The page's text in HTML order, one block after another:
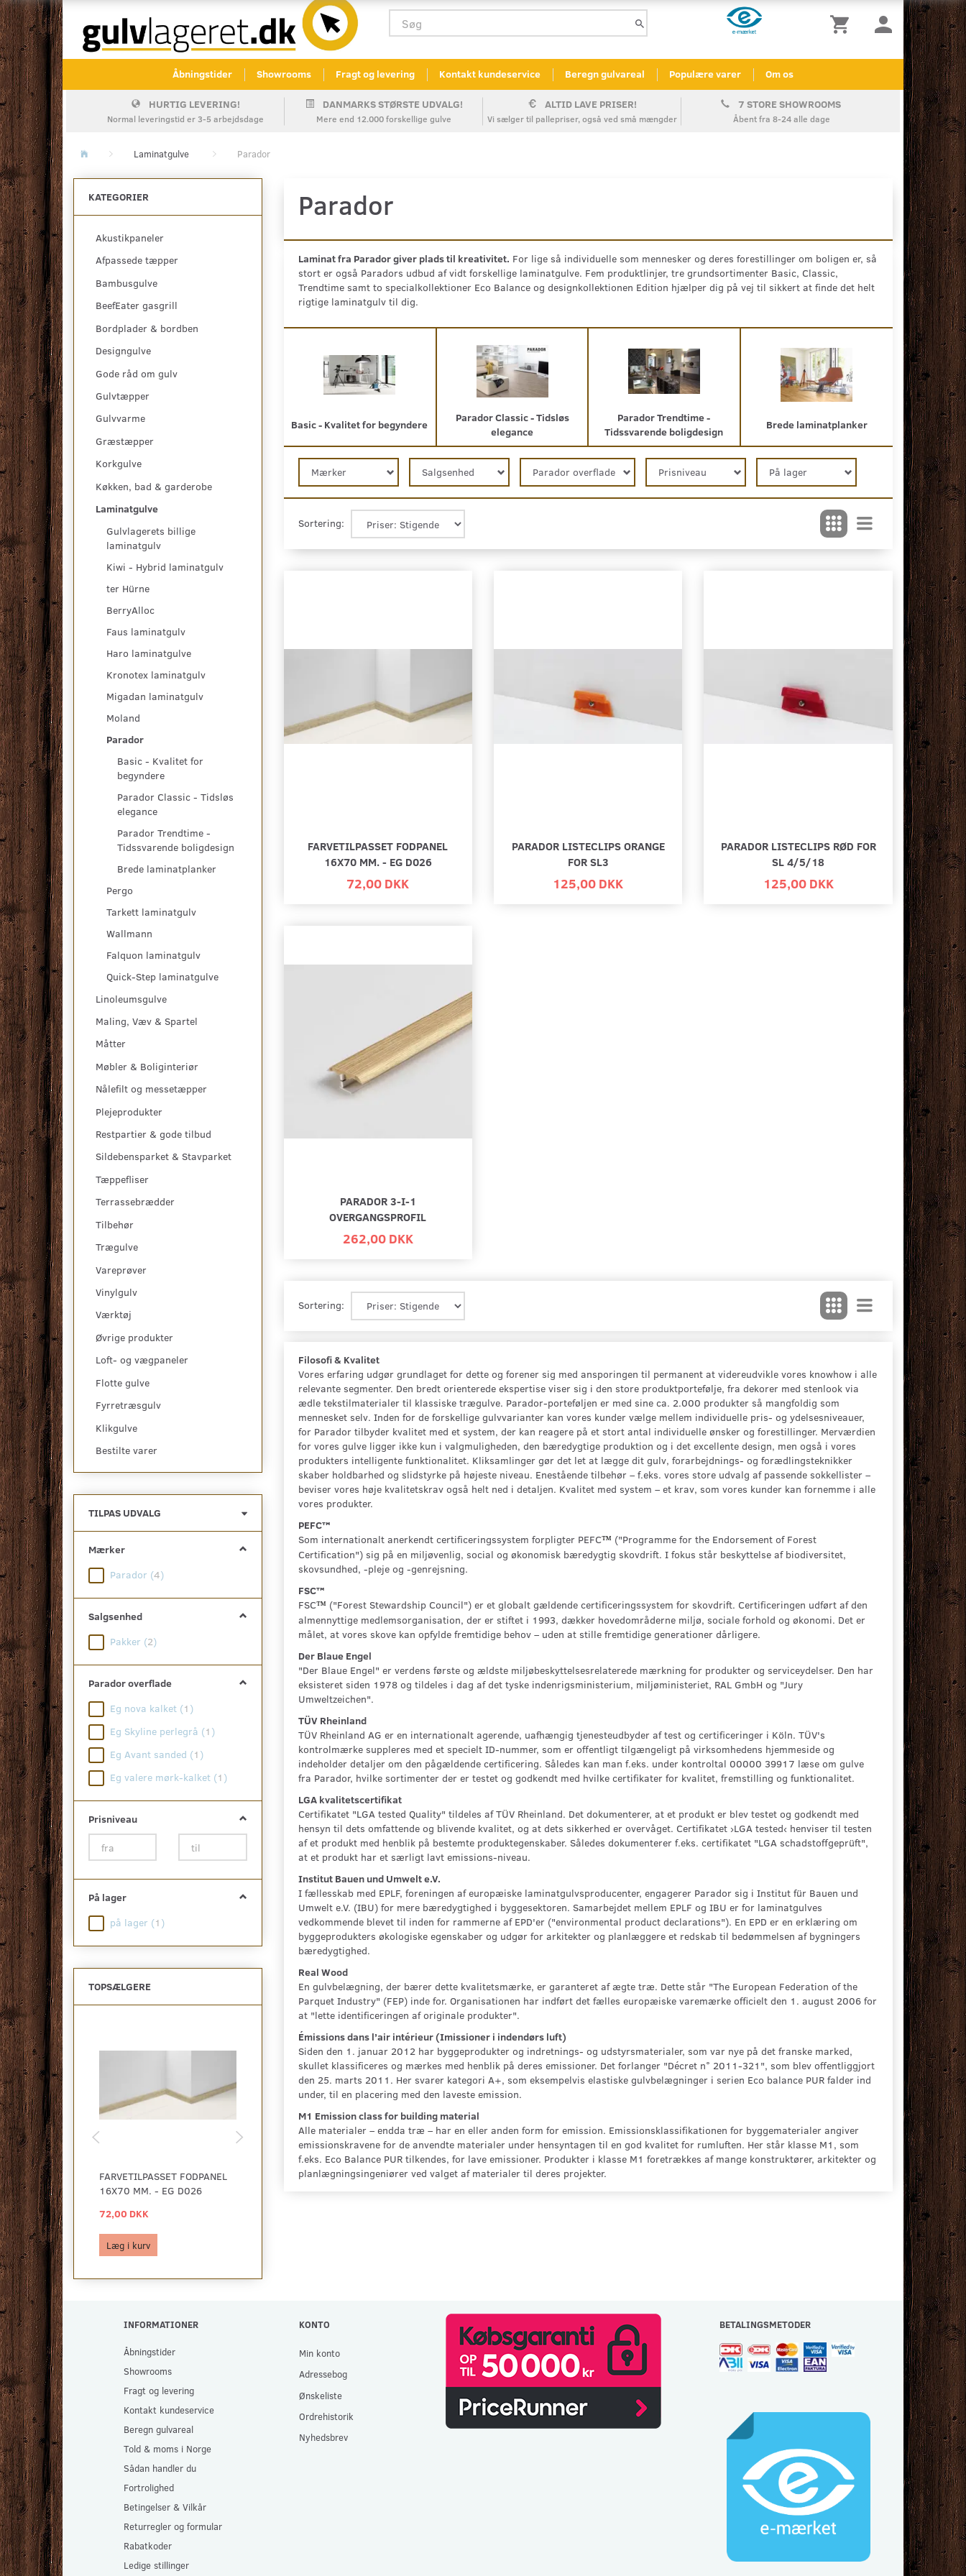
Åbningstider Showrooms Fragt og levering Kontakt kundeservice Beregn gulvareal Populære varer Om os
HURTIG LEVERING!
Normal leveringstid er 3-5 arbejdsdage
DANMARKS STØRSTE UDVALG!
Mere end 12.000 forskellige gulve
ALTID LAVE PRISER!
Vi sælger til pallepriser, også ved små mængder
7 STORE SHOWROOMS
Åbent fra 8-24 alle dage
Laminatgulve Parador
KATEGORIER
Akustikpaneler
Afpassede tæpper
Bambusgulve
BeefEater gasgrill
Bordplader & bordben
Designgulve
Gode råd om gulv
Gulvtæpper
Gulvvarme
Græstæpper
Korkgulve
Køkken, bad & garderobe
Laminatgulve
Gulvlagerets billige
laminatgulv
Kiwi - Hybrid laminatgulv
ter Hürne
BerryAlloc
Faus laminatgulv
Haro laminatgulve
Kronotex laminatgulv
Migadan laminatgulv
Moland
Parador
Basic - Kvalitet for
begyndere
Parador Classic - Tidsløs
elegance
Parador Trendtime -
Tidssvarende boligdesign
Brede laminatplanker
Pergo
Tarkett laminatgulv
Wallmann
Falquon laminatgulv
Quick-Step laminatgulve
Linoleumsgulve
Maling, Væv & Spartel
Måtter
Møbler & Boliginteriør
Nålefilt og messetæpper
Plejeprodukter
Restpartier & gode tilbud
Sildebensparket & Stavparket
Tæppefliser
Terrassebrædder
Tilbehør
Trægulve
Vareprøver
Vinylgulv
Værktøj
Øvrige produkter
Loft- og vægpaneler
Flotte gulve
Fyrretræsgulv
Klikgulve
Bestilte varer
TILPAS UDVALG
Mærker
Parador (4)
Salgsenhed
Pakker (2)
Parador overflade
Eg nova kalket (1 )
Eg Skyline perlegrå (1 )
Eg Avant sanded (1 )
Eg valere mørk-kalket (1 )
Prisniveau
På lager
på lager (1 )
TOPSÆLGERE
FARVETILPASSET FODPANEL
16X70 MM. - EG D026
72,00 DKK
Læg i kurv
PARADOR LISTECLIPS
PARADOR LISTECLIPS RØD
PARADOR 3-I-1
Parador
Laminat fra Parador giver plads til kreativitet. For lige så individuelle som mennesker og deres forestillinger om boligen er, så
stort er også Paradors udbud af vidt forskellige laminatgulve. Fem produktlinjer, tre grundsortimenter Basic, Classic,
Trendtime samt to specialkollektioner Eco Balance og designkollektionen Edition hjælper dig på vej til sikkert at finde det helt
rigtige laminatgulv til dig.
Basic - Kvalitet for begyndere
Parador Classic - Tidsløs
elegance
Parador Trendtime -
Tidssvarende boligdesign
Brede laminatplanker
Mærker Salgsenhed Parador overflade Prisniveau På lager
Sortering:
FARVETILPASSET FODPANEL
16X70 MM. - EG D026
72,00 DKK
PARADOR LISTECLIPS ORANGE
FOR SL3
125,00 DKK
PARADOR LISTECLIPS RØD FOR
SL 4/5/18
125,00 DKK
PARADOR 3-I-1
OVERGANGSPROFIL
262,00 DKK
Sortering:
Filosofi & Kvalitet
Vores erfaring udgør grundlaget for dette og forener sig med ansporingen til permanent at videreudvikle vores knowhow i alle
relevante segmenter. Den bredt orienterede ekspertise viser sig i den store produktportefølje, fra dekorer med stenlook via
ædle tekstilmaterialer til klassiske trægulve. Parador-porteføljen er med sine ca. 2.000 produkter så mangfoldig som
mennesket selv. Inden for de forskellige gulvvarianter kan vores kunder vælge mellem individuelle pris- og ydelsesniveauer,
for Parador tilbyder kvalitet med et system, der kan reagere på et stort antal individuelle ønsker og forestillinger. Merværdien
for vores gulve ligger ikke kun i valgmuligheden, den bæredygtige produktion og i det excellente design, men også i vores
produkters intelligente funktionalitet. Kliksamlinger gør det let at lægge dit gulv, forarbejdnings- og forædlingsteknikker
skaber holdbarhed og slidstyrke på højeste niveau. Enestående tilbehør – f.eks. vores store udvalg af passende sokkellister –
beviser vores høje kvalitetskrav også helt ned i detaljen. Kvalitet med system – et krav, som vores kunder kan fornemme i alle
vores produkter.
PEFC™
Som internationalt anerkendt certificeringssystem forpligter PEFC™ ("Programme for the Endorsement of Forest
Certification") sig på en miljøvenlig, social og økonomisk bæredygtig skovdrift. I fokus står beskyttelse af biodiversitet,
skovsundhed, -pleje og -genrejsning.
FSC™
FSC™ ("Forest Stewardship Council") er et globalt gældende certificeringssystem for skovdrift. Certificeringen udført af den
almennyttige medlemsorganisation, der er stiftet i 1993, dækker hovedområderne miljø, sociale forhold og økonomi. Det er
målet, at vores skove kan opfylde fremtidige behov – uden at stille fremtidige generationer dårligere.
Der Blaue Engel
"Der Blaue Engel" er verdens første og ældste miljøbeskyttelsesrelaterede mærkning for produkter og serviceydelser. Den har
eksisteret siden 1978 og tildeles i dag af det tyske indenrigsministerium, miljøministeriet, RAL GmbH og "Jury
Umweltzeichen".
TÜV Rheinland
TÜV Rheinland AG er en internationalt agerende, uafhængig tjenesteudbyder af test og certificeringer i Köln. TÜV's
kontrolmærke suppleres med et specielt ID-nummer, som er offentligt tilgængeligt på virksomhedens hjemmeside og
indeholder detaljer om den pågældende certificering. Således kan man f.eks. under kontroltal 00000 39917 læse om gulve
fra Parador, hvilke sortimenter der er testet og godkendt med hvilke certifikater for kvalitet, fremstilling og funktionalitet.
LGA kvalitetscertifikat
Certifikatet "LGA tested Quality" tildeles af TÜV Rheinland. Det dokumenterer, at et produkt er blev testet og godkendt med
hensyn til dets omfattende og blivende kvalitet, og at dets sikkerhed er overvåget. Certifikatet ›LGA tested‹ henviser til testen
af et produkt med henblik på bestemte produktegenskaber. Således dokumenterer f.eks. certifikatet "LGA schadstoffgeprüft",
at et produkt har et særligt lavt emissions-niveau.
Institut Bauen und Umwelt e.V.
I fællesskab med EPLF, foreningen af europæiske laminatgulvsproducenter, engagerer Parador sig i Institut für Bauen und
Umwelt e.V. (IBU) for mere bæredygtighed i byggesektoren. Samarbejdet mellem EPLF og IBU er for laminatgulves
vedkommende blevet til inden for rammerne af EPD'er ("environmental product declarations"). En EPD er en erklæring om
byggeprodukters økologiske egenskaber og udgør for arkitekter og planlæggere et redskab til bedømmelsen af bygningers
bæredygtighed.
Real Wood
En gulvbelægning, der bærer dette kvalitetsmærke, er garanteret af ægte træ. Dette står "The European Federation of the
Parquet Industry" (FEP) inde for. Organisationen har indført det fælles europæiske varemærke officielt den 1. august 2006 for
at "lette identificeringen af originale produkter".
Émissions dans l’air intérieur (Imissioner i indendørs luft)
Siden den 1. januar 2012 har byggeprodukter og indretnings- og udstyrsmaterialer, som var nye på det franske marked,
skullet klassificeres og mærkes med henblik på deres emissioner. Det forlanger "Décret n° 2011-321", som blev offentliggjort
den 25. marts 2011. Her svarer kategori A+, som eksempelvis elastiske gulvbelægninger i serien Eco balance PUR falder ind
under, til en placering med den laveste emission.
M1 Emission class for building material
Alle materialer – endda træ – har en eller anden form for emission. Emissionsklassifikationen for byggematerialer angiver
emissionskravene for de anvendte materialer under hensyntagen til en god kvalitet for rumluften. Her står klasse M1, som
f.eks. Eco Balance PUR tilkendes, for lave emissioner. Produkter i klasse M1 foretrækkes af mange konstruktører, arkitekter og
planlægningsingeniører ved valget af materialer til deres projekter.
INFORMATIONER
Åbningstider
Showrooms
Fragt og levering
Kontakt kundeservice
Beregn gulvareal
Told & moms i Norge
Sådan handler du
Fortrolighed
Betingelser & Vilkår
Returregler og formular
Rabatkoder
Ledige stillinger
KONTO
Min konto
Adressebog
Ønskeliste
Ordrehistorik
Nyhedsbrev
BETALINGSMETODER